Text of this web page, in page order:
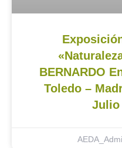
BERNARDO
Toledo –
Julio